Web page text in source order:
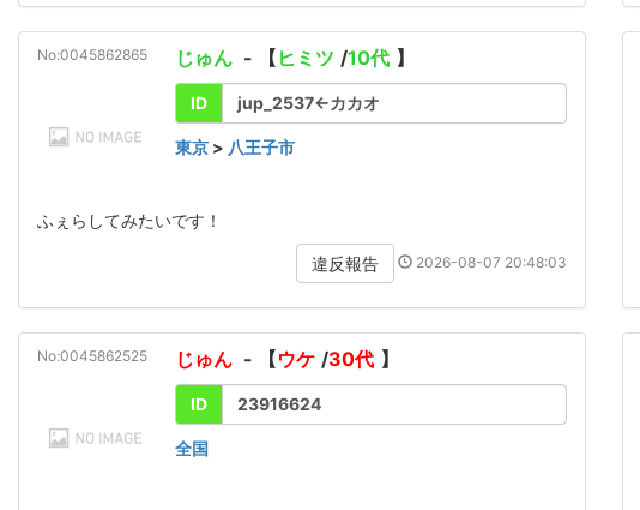
No:0045862865 じゅん - 【 ヒミツ /10代 】
ID jup_2537←カカオ
東京 > 八王子市
ふぇらしてみたいです！
違反報告 2026-08-07 20:48:03
No:0045862525 じゅん - 【ウケ /30代 】
ID 23916624
全国